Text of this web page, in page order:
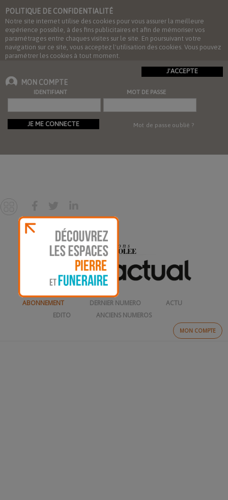
POLITIQUE DE CONFIDENTIALITÉ
Notre site internet utilise des cookies pour vous assurer la meilleure
expérience possible, à des fins publicitaires et afin de mémoriser vos
paramétrages entre chaques visites sur le site. En poursuivant votre
navigation sur ce site, vous acceptez l'utilisation des cookies. Vous pouvez
paramétrer les cookies à tout moment.
J'ACCEPTE
MON COMPTE
IDENTIFIANT MOT DE PASSE
JE ME CONNECTE Mot de passe oublié ?
MON COMPTE
ABONNEMENT DERNIER NUMERO
ACTU
EDITO
ANCIENS NUMEROS